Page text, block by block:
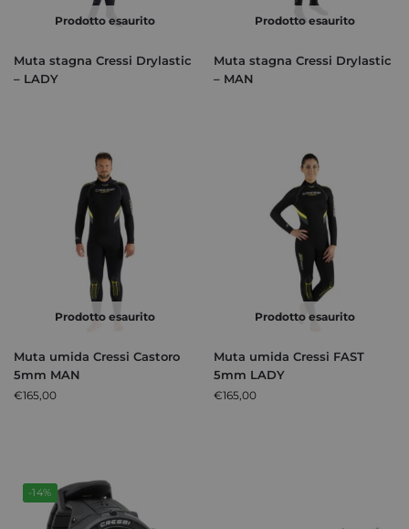
Prodotto esaurito
Muta stagna Cressi Drylastic
– LADY
Prodotto esaurito
Muta stagna Cressi Drylastic
– MAN
Prodotto esaurito
Muta umida Cressi Castoro
5mm MAN
€165,00
Prodotto esaurito
Muta umida Cressi FAST
5mm LADY
€165,00
-14%